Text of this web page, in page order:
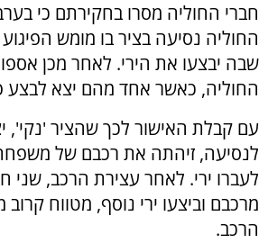
חברי החוליה מסרו בחקירתם כי
החוליה נסיעה בציר בו מומש
שבה יבצעו את הירי. לאחר מכן
החוליה, כאשר אחד מהם יצא לבצע
עם קבלת האישור לכך שהציר 'נקי',
לנסיעה, זיהתה את רכבם של
לעברו ירי. לאחר עצירת הרכב, שני
מרכבם וביצעו ירי נוסף, מטווח קרוב
הרכב.